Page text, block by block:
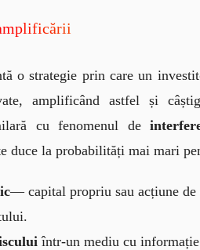
o strategie prin care un
amplificând astfel și
cu fenomenul de
duce la probabilități mai mari
— capital propriu sau acțiune
într-un mediu cu